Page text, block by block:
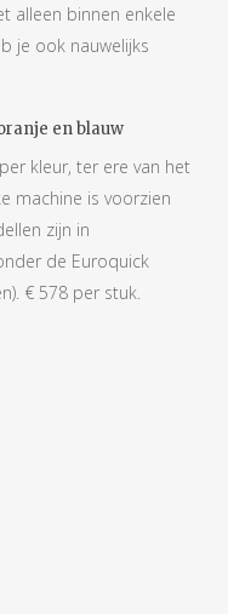
alleen binnen enkele
je ook nauwelijks
en blauw
kleur, ter ere van het
machine is voorzien
zijn in
de Euroquick
€ 578 per stuk.